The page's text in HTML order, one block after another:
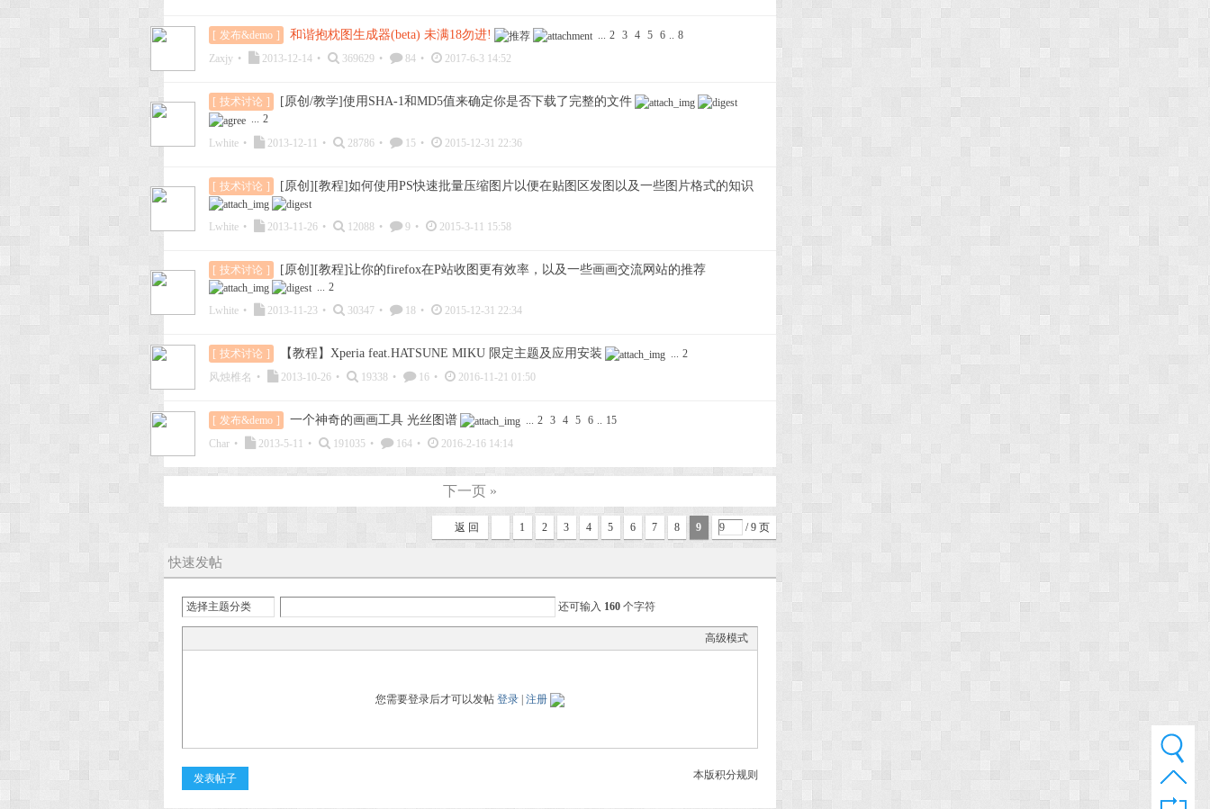
[ 发布&demo ] 和谐抱枕图生成器(beta) 未满18勿进! ... 2 3 4 5 6 .. 8
Zaxjy • 2013-12-14 • 369629 • 84 • 2017-6-3 14:52
[ 技术讨论 ] [原创/教学]使用SHA-1和MD5值来确定你是否下载了完整的文件
... 2
Lwhite • 2013-12-11 • 28786 • 15 • 2015-12-31 22:36
[ 技术讨论 ] [原创][教程]如何使用PS快速批量压缩图片以便在贴图区发图以及一些图片格式的知识
Lwhite • 2013-11-26 • 12088 • 9 • 2015-3-11 15:58
[ 技术讨论 ] [原创][教程]让你的firefox在P站收图更有效率，以及一些画画交流网站的推荐
... 2
Lwhite • 2013-11-23 • 30347 • 18 • 2015-12-31 22:34
[ 技术讨论 ] 【教程】Xperia feat.HATSUNE MIKU 限定主题及应用安装 ... 2
风烛椎名 • 2013-10-26 • 19338 • 16 • 2016-11-21 01:50
[ 发布&demo ] 一个神奇的画画工具 光丝图谱 ... 2 3 4 5 6 .. 15
Char • 2013-5-11 • 191035 • 164 • 2016-2-16 14:14
下一页 »
1 2 3 4 5 6 7 8 9 / 9 页
返 回
快速发帖
选择主题分类 还可输入 160 个字符
高级模式
您需要登录后才可以发帖 登录 注册
本版积分规则
发表帖子